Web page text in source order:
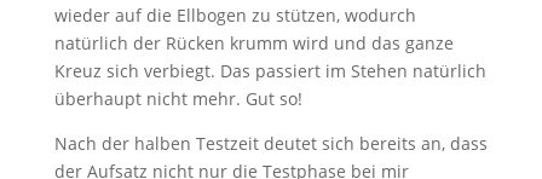
wieder auf die Ellbogen zu stützen, wodurch
natürlich der Rücken krumm wird und das ganze
Kreuz sich verbiegt. Das passiert im Stehen natürlich
überhaupt nicht mehr. Gut so!
Nach der halben Testzeit deutet sich bereits an, dass
der Aufsatz nicht nur die Testphase bei mir